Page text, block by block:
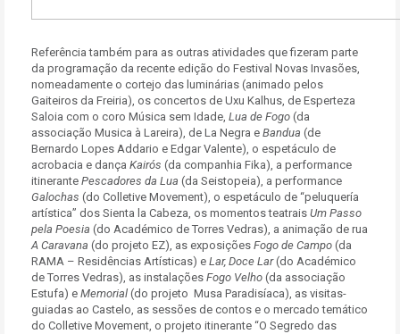
Referência também para as outras atividades que fizeram parte
da programação da recente edição do Festival Novas Invasões,
nomeadamente o cortejo das luminárias (animado pelos
Gaiteiros da Freiria), os concertos de Uxu Kalhus, de Esperteza
Saloia com o coro Música sem Idade, Lua de Fogo (da
associação Musica à Lareira), de La Negra e Bandua (de
Bernardo Lopes Addario e Edgar Valente), o espetáculo de
acrobacia e dança Kairós (da companhia Fika), a performance
itinerante Pescadores da Lua (da Seistopeia), a performance
Galochas (do Colletive Movement), o espetáculo de “peluquería
artística” dos Sienta la Cabeza, os momentos teatrais Um Passo
pela Poesia (do Académico de Torres Vedras), a animação de rua
A Caravana (do projeto EZ), as exposições Fogo de Campo (da
RAMA – Residências Artísticas) e Lar, Doce Lar(do Académico
de Torres Vedras), as instalações Fogo Velho (da associação
Estufa) e Memorial (do projeto Musa Paradisíaca), as visitas-
guiadas ao Castelo, as sessões de contos e o mercado temático
do Colletive Movement, o projeto itinerante “O Segredo das